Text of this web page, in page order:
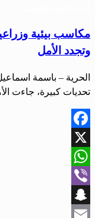
مكاسب بيئية
وتجدد الأمل
الحرية – باسمة
تحديات كبيرة، جاءت
Facebook
X
WhatsApp
Viber
Snapchat